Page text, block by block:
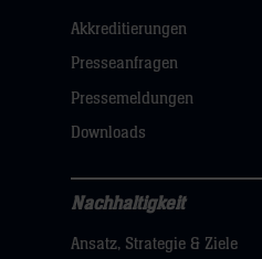
Navigation
öffnen,
dann
klicken
hier
Akkreditierungen
Presseanfragen
Pressemeldungen
Downloads
Nachhaltigkeit
Navigation
Nachhaltigkeit
Ansatz, Strategie & Ziele